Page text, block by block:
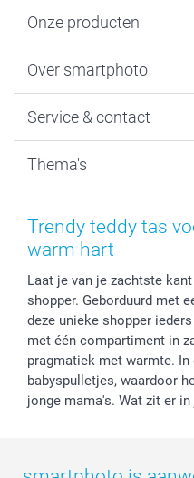
Onze producten
Fotoboeken
Fotocadeaus
Kaarten
Over smartphoto
Vacatures
Bestelproces
Herroepingsrecht
Privacy
Reviews
Prijslijst
Investor Relations
Service & contact
Tevredenheidsgarantie
Mijn orderstatus
smartbonus
service@smartphoto.nl
Affiliate partnerprogramma
Partnerships
Influencer
Thema's
Baby
Moederdag
Huwelijk
Trendy teddy tas
warm hart
Laat je van je zachtste
shopper. Geborduurd met
deze unieke shopper
met één compartiment in
pragmatiek met warmte.
babyspulletjes, waardoor
jonge mama's. Wat zit er